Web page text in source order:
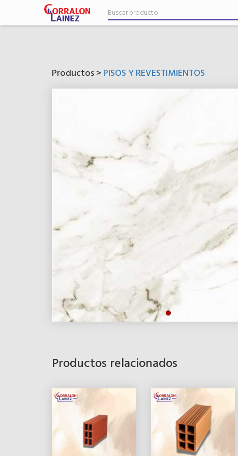
Productos > PISOS Y REVESTIMIENTOS
Productos relacionados